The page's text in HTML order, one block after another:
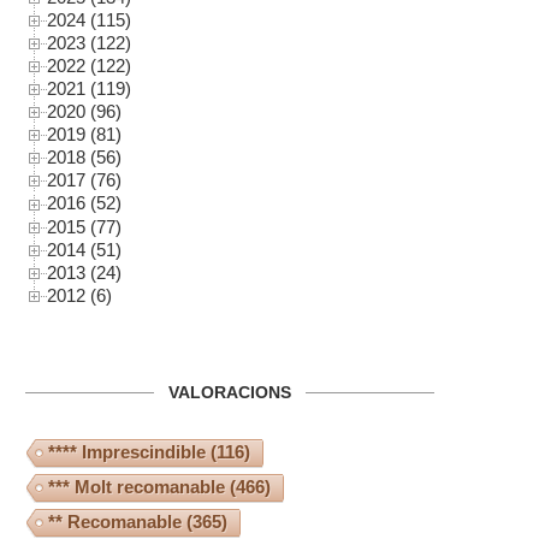
2024 (115)
2023 (122)
2022 (122)
2021 (119)
2020 (96)
2019 (81)
2018 (56)
2017 (76)
2016 (52)
2015 (77)
2014 (51)
2013 (24)
2012 (6)
VALORACIONS
**** Imprescindible(116)
*** Molt recomanable(466)
** Recomanable(365)